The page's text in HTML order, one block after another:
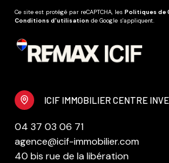
Ce site est protégé par reCAPTCHA, les Politiques de
Conditions d'utilisation de Google s'appliquent.
ICIF IMMOBILIER CENTRE
04 37 03 06 71
agence@icif-immobilier.com
40 bis rue de la libération